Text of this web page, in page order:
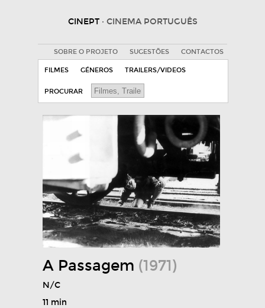
CINEPT · CINEMA PORTUGUÊS
SOBRE O PROJETO SUGESTÕES CONTACTOS
FILMES GÉNEROS TRAILERS/VIDEOS
PROCURAR
A Passagem (1971)
N/C
11 min